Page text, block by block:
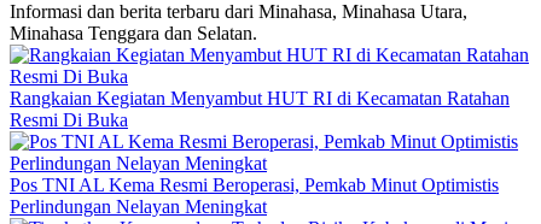
Informasi dan berita terbaru dari Minahasa, Minahasa Utara,
Minahasa Tenggara dan Selatan.
Rangkaian Kegiatan Menyambut HUT RI di Kecamatan Ratahan
Resmi Di Buka
Pos TNI AL Kema Resmi Beroperasi, Pemkab Minut Optimistis
Perlindungan Nelayan Meningkat